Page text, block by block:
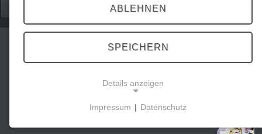
Frühstück am Rammelsberg
ABLEHNEN
SPEICHERN
Details anzeigen
Impressum | Datenschutz